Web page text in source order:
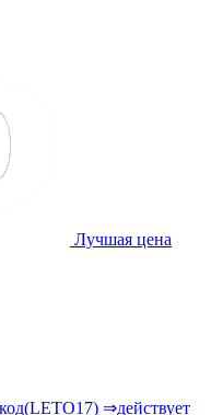
Лучшая цена
⇒действует